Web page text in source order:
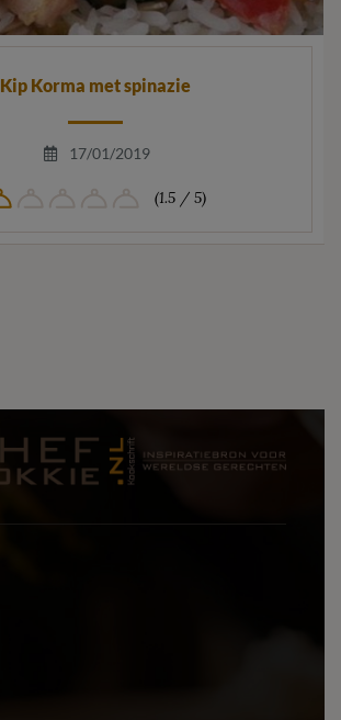
Kip Korma met spinazie
17/01/2019
(1.5 / 5)